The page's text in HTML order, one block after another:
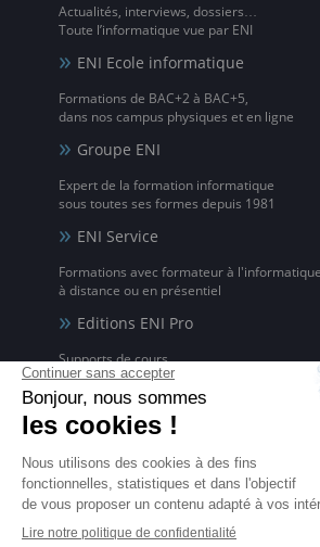
Actualités, interviews, dossiers…
Toute l’informatique vue par ENI
ENI Ecole informatique
Formations de BAC+2 à BAC+5,
dans nos campus physiques et en ligne
Groupe ENI
Expert de la formation informatique
sous toutes ses formes depuis 1981
ENI Service
Formations avec formateur à
à distance ou en présentiel
Editions ENI Pro
Supports de cours
pour les organismes de formation
ENI elearning
La solution de formation à l'informatique
disponible en 5 langues
Certifications ENI
Certifications à l'informatique